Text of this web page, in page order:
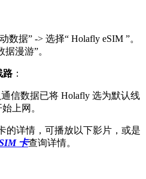
数据” -> 选择“ Holafly eSIM ”。
漫游”。
路 ：
信数据已将 Holafly 选为默认线
上网。
的详情，可播放以下影片，或是
卡查询详情。